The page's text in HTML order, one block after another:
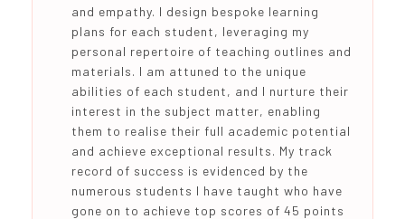
and empathy. I design bespoke learning
plans for each student, leveraging my
personal repertoire of teaching outlines and
materials. I am attuned to the unique
abilities of each student, and I nurture their
interest in the subject matter, enabling
them to realise their full academic potential
and achieve exceptional results. My track
record of success is evidenced by the
numerous students I have taught who have
gone on to achieve top scores of 45 points